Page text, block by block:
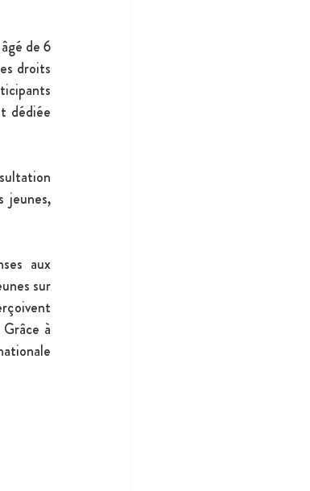
de 6
droits
dédiée
jeunes,
aux
sur
à